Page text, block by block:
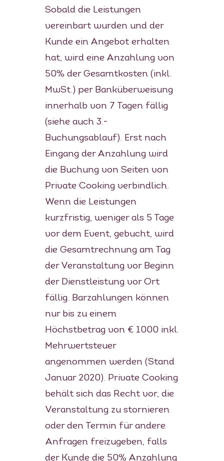
Sobald die Leistungen
vereinbart wurden und der
Kunde ein Angebot erhalten
hat, wird eine Anzahlung von
50% der Gesamtkosten (inkl.
MwSt.) per Banküberweisung
innerhalb von 7 Tagen fällig
(siehe auch 3.-
Buchungsablauf). Erst nach
Eingang der Anzahlung wird
die Buchung von Seiten von
Private Cooking verbindlich.
Wenn die Leistungen
kurzfristig, weniger als 5 Tage
vor dem Event, gebucht, wird
die Gesamtrechnung am Tag
der Veranstaltung vor Beginn
der Dienstleistung vor Ort
fällig. Barzahlungen können
nur bis zu einem
Höchstbetrag von € 1000 inkl.
Mehrwertsteuer
angenommen werden (Stand
Januar 2020). Private Cooking
behält sich das Recht vor, die
Veranstaltung zu stornieren
oder den Termin für andere
Anfragen freizugeben, falls
der Kunde die 50% Anzahlung